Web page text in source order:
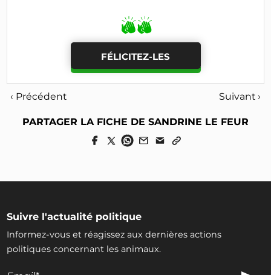
FÉLICITEZ-LES
‹ Précédent Suivant ›
PARTAGER LA FICHE DE SANDRINE LE FEUR
Suivre l'actualité politique
Informez-vous et réagissez aux dernières actions
politiques concernant les animaux.